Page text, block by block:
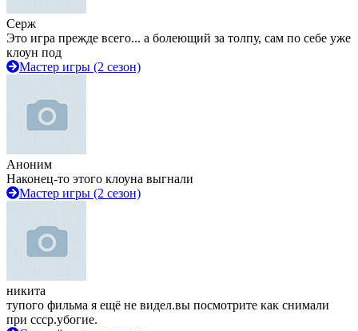
Серж
Это игра прежде всего... а болеющий за толпу, сам по себе уже
клоун под
Мастер игры (2 сезон)
Аноним
Наконец-то этого клоуна выгнали
Мастер игры (2 сезон)
никита
тупого фильма я ещё не видел.вы посмотрите как снимали
при ссср.убогие.